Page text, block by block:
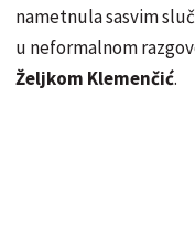
nametnula sasvim
u neformalnom
Željkom Klemenčić.